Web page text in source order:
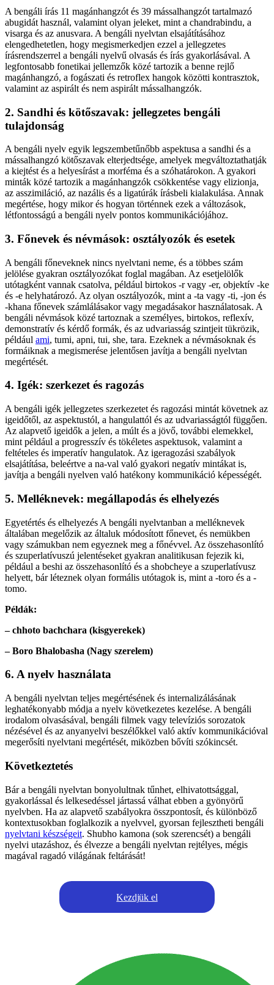
A bengáli írás 11 magánhangzót és 39 mássalhangzót tartalmazó
abugidát használ, valamint olyan jeleket, mint a chandrabindu, a
visarga és az anusvara. A bengáli nyelvtan elsajátításához
elengedhetetlen, hogy megismerkedjen ezzel a jellegzetes
írásrendszerrel a bengáli nyelvű olvasás és írás gyakorlásával. A
legfontosabb fonetikai jellemzők közé tartozik a benne rejlő
magánhangzó, a fogászati és retroflex hangok közötti kontrasztok,
valamint az aspirált és nem aspirált mássalhangzók.
2. Sandhi és kötőszavak: jellegzetes bengáli
tulajdonság
A bengáli nyelv egyik legszembetűnőbb aspektusa a sandhi és a
mássalhangzó kötőszavak elterjedtsége, amelyek megváltoztathatják
a kiejtést és a helyesírást a morféma és a szóhatárokon. A gyakori
minták közé tartozik a magánhangzók csökkentése vagy elizionja,
az asszimiláció, az nazális és a ligatúrák írásbeli kialakulása. Annak
megértése, hogy mikor és hogyan történnek ezek a változások,
létfontosságú a bengáli nyelv pontos kommunikációjához.
3. Főnevek és névmások: osztályozók és esetek
A bengáli főneveknek nincs nyelvtani neme, és a többes szám
jelölése gyakran osztályozókat foglal magában. Az esetjelölők
utótagként vannak csatolva, például birtokos -r vagy -er, objektív -ke
és -e helyhatározó. Az olyan osztályozók, mint a -ta vagy -ti, -jon és
-khana főnevek számlálásakor vagy megadásakor használatosak. A
bengáli névmások közé tartoznak a személyes, birtokos, reflexív,
demonstratív és kérdő formák, és az udvariasság szintjeit tükrözik,
például ami, tumi, apni, tui, she, tara. Ezeknek a névmásoknak és
formáiknak a megismerése jelentősen javítja a bengáli nyelvtan
megértését.
4. Igék: szerkezet és ragozás
A bengáli igék jellegzetes szerkezetet és ragozási mintát követnek az
igeidőtől, az aspektustól, a hangulattól és az udvariasságtól függően.
Az alapvető igeidők a jelen, a múlt és a jövő, további elemekkel,
mint például a progresszív és tökéletes aspektusok, valamint a
feltételes és imperatív hangulatok. Az igeragozási szabályok
elsajátítása, beleértve a na-val való gyakori negatív mintákat is,
javítja a bengáli nyelven való hatékony kommunikáció képességét.
5. Melléknevek: megállapodás és elhelyezés
Egyetértés és elhelyezés A bengáli nyelvtanban a melléknevek
általában megelőzik az általuk módosított főnevet, és nemükben
vagy számukban nem egyeznek meg a főnévvel. Az összehasonlító
és szuperlatívuszú jelentéseket gyakran analitikusan fejezik ki,
például a beshi az összehasonlító és a shobcheye a szuperlatívusz
helyett, bár léteznek olyan formális utótagok is, mint a -toro és a -
tomo.
Példák:
– chhoto bachchara (kisgyerekek)
– Boro Bhalobasha (Nagy szerelem)
6. A nyelv használata
A bengáli nyelvtan teljes megértésének és internalizálásának
leghatékonyabb módja a nyelv következetes kezelése. A bengáli
irodalom olvasásával, bengáli filmek vagy televíziós sorozatok
nézésével és az anyanyelvi beszélőkkel való aktív kommunikációval
megerősíti nyelvtani megértését, miközben bővíti szókincsét.
Következtetés
Bár a bengáli nyelvtan bonyolultnak tűnhet, elhivatottsággal,
gyakorlással és lelkesedéssel jártassá válhat ebben a gyönyörű
nyelvben. Ha az alapvető szabályokra összpontosít, és különböző
kontextusokban foglalkozik a nyelvvel, gyorsan fejlesztheti bengáli
nyelvtani készségeit. Shubho kamona (sok szerencsét) a bengáli
nyelvi utazáshoz, és élvezze a bengáli nyelvtan rejtélyes, mégis
magával ragadó világának feltárását!
Kezdjük el